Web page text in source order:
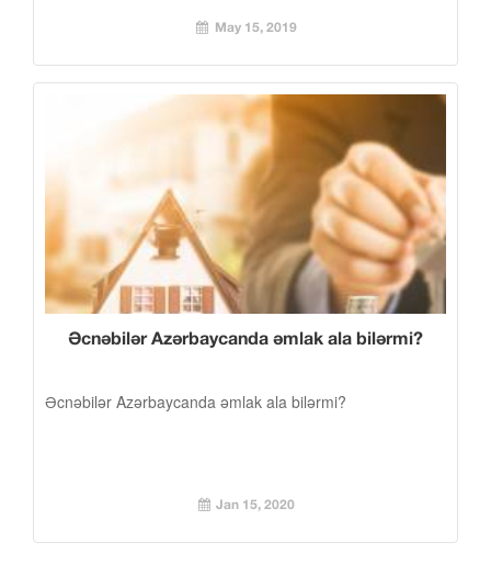
May 15, 2019
Əcnəbilər Azərbaycanda əmlak ala bilərmi?
Əcnəbilər Azərbaycanda əmlak ala bilərmi?
Jan 15, 2020